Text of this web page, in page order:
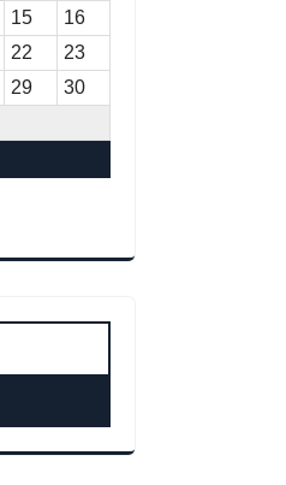
15
16
22
23
29
30